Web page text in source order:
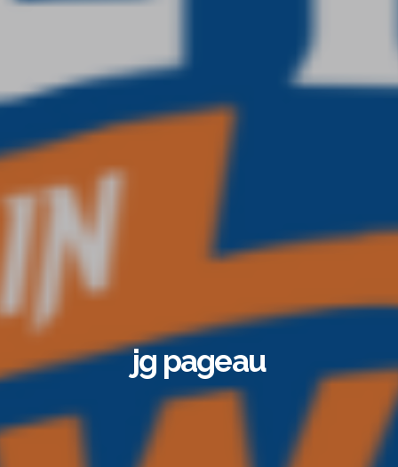
jg pageau